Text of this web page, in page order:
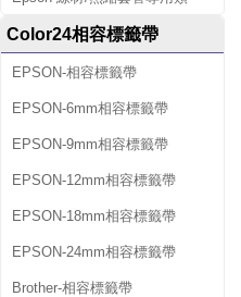
Color24相容標籤帶
EPSON-相容標籤帶
EPSON-6mm相容標籤帶
EPSON-9mm相容標籤帶
EPSON-12mm相容標籤帶
EPSON-18mm相容標籤帶
EPSON-24mm相容標籤帶
Brother-相容標籤帶